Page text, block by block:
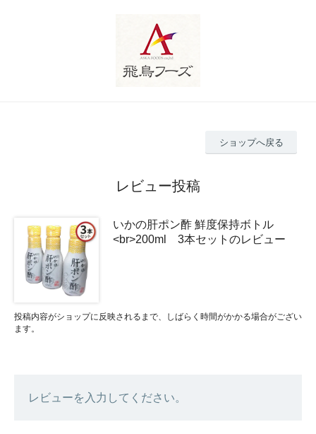
ショップへ戻る
レビュー投稿
いかの肝ポン酢 鮮度保持ボトル
<br>200ml 3本セットのレビュー
投稿内容がショップに反映されるまで、しばらく時間がかかる場合がござい
ます。
レビューを入力してください。